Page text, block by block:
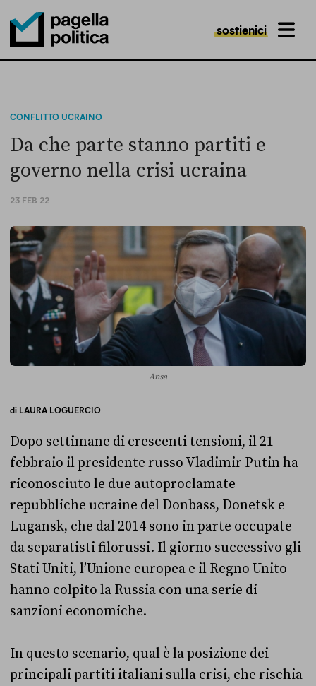
Pagella Politica Logo
sostienici MENU
CONFLITTO UCRAINO
​Da che parte stanno partiti e
governo nella crisi ucraina
23 FEB 22
Ansa
di LAURA LOGUERCIO
Dopo settimane di crescenti tensioni, il 21
febbraio il presidente russo Vladimir Putin ha
riconosciuto le due autoproclamate
repubbliche ucraine del Donbass, Donetsk e
Lugansk, che dal 2014 sono in parte occupate
da separatisti filorussi. Il giorno successivo gli
Stati Uniti, l’Unione europea e il Regno Unito
hanno colpito la Russia con una serie di
sanzioni economiche.
In questo scenario, qual è la posizione dei
principali partiti italiani sulla crisi, che rischia